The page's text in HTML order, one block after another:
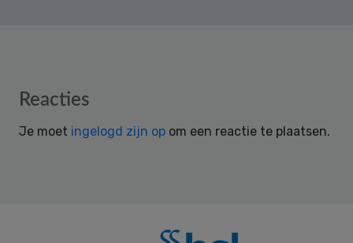
Reader
Reacties
Je moet ingelogd zijn op om een reactie te plaatsen.